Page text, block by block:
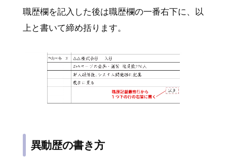
職歴欄を記入した後は職歴欄の一番右下に、以
上と書いて締め括ります。
異動歴の書き方